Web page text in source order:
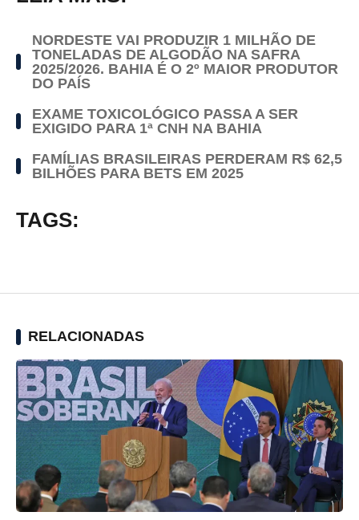
NORDESTE VAI PRODUZIR 1 MILHÃO DE
TONELADAS DE ALGODÃO NA SAFRA
2025/2026. BAHIA É O 2º MAIOR PRODUTOR
DO PAÍS
EXAME TOXICOLÓGICO PASSA A SER
EXIGIDO PARA 1ª CNH NA BAHIA
FAMÍLIAS BRASILEIRAS PERDERAM R$ 62,5
BILHÕES PARA BETS EM 2025
TAGS:
RELACIONADAS